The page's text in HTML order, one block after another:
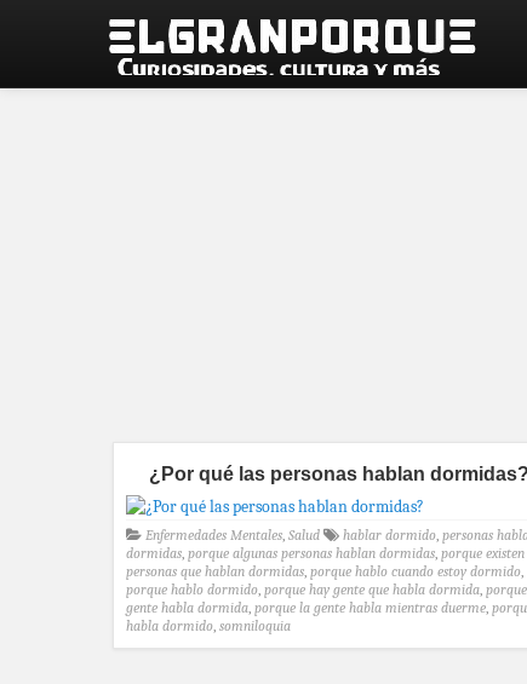
¿Por qué las personas hablan dormidas?
Enfermedades Mentales, Salud hablar dormido, personas
dormidas, porque algunas personas hablan dormidas, porque existen
personas que hablan dormidas, porque hablo cuando estoy dormido,
porque hablo dormido, porque hay gente que habla dormida,
gente habla dormida, porque la gente habla mientras duerme,
habla dormido, somniloquia